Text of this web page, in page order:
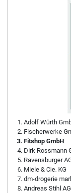
Adolf Würth
Fischerwerke
Fitshop GmbH
Dirk Rossmann
Ravensburger
Miele & Cie. KG
dm-drogerie
Andreas Stihl